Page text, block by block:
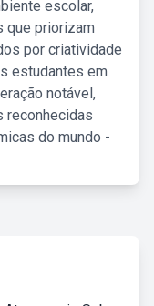
escolar,
que priorizam
por criatividade
estudantes em
notável,
reconhecidas
do mundo -